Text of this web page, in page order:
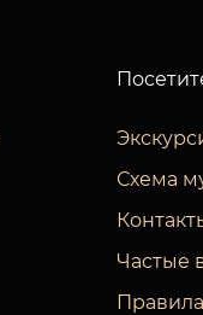
Схема
Частые